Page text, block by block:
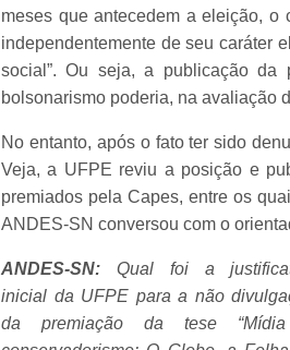
meses que antecedem a eleição, o
independentemente de seu caráter
social”. Ou seja, a publicação da
bolsonarismo poderia, na avaliação
No entanto, após o fato ter sido
Veja, a UFPE reviu a posição e
premiados pela Capes, entre os
ANDES-SN conversou com o
ANDES-SN: Qual foi a
inicial da UFPE para a não
da premiação da tese